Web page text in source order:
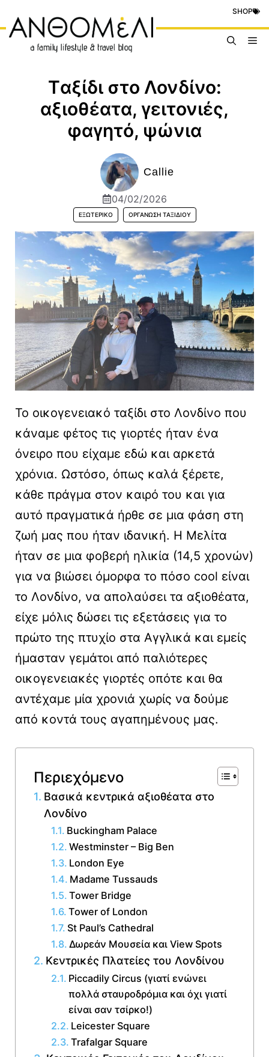
περιεχόμενο
SHOP
Tαξίδι στο Λονδίνο:
αξιοθέατα, γειτονιές,
φαγητό, ψώνια
Callie
04/02/2026
ΕΞΩΤΕΡΙΚΌ ΟΡΓΆΝΩΣΗ ΤΑΞΙΔΙΟΎ
Το οικογενειακό ταξίδι στο Λονδίνο που
κάναμε φέτος τις γιορτές ήταν ένα
όνειρο που είχαμε εδώ και αρκετά
χρόνια. Ωστόσο, όπως καλά ξέρετε,
κάθε πράγμα στον καιρό του και για
αυτό πραγματικά ήρθε σε μια φάση στη
ζωή μας που ήταν ιδανική. Η Μελίτα
ήταν σε μια φοβερή ηλικία (14,5 χρονών)
για να βιώσει όμορφα το πόσο cool είναι
το Λονδίνο, να απολαύσει τα αξιοθέατα,
είχε μόλις δώσει τις εξετάσεις για το
πρώτο της πτυχίο στα Αγγλικά και εμείς
ήμασταν γεμάτοι από παλιότερες
οικογενειακές γιορτές οπότε και θα
αντέχαμε μία χρονιά χωρίς να δούμε
από κοντά τους αγαπημένους μας.
Περιεχόμενο
Βασικά κεντρικά αξιοθέατα στο
Λονδίνο
Buckingham Palace
Westminster – Big Ben
London Eye
Madame Tussauds
Tower Bridge
Tower of London
St Paul’s Cathedral
Δωρεάν Μουσεία και View Spots
Κεντρικές Πλατείες του Λονδίνου
Piccadily Circus (γιατί ενώνει
πολλά σταυροδρόμια και όχι γιατί
είναι σαν τσίρκο!)
Leicester Square
Trafalgar Square